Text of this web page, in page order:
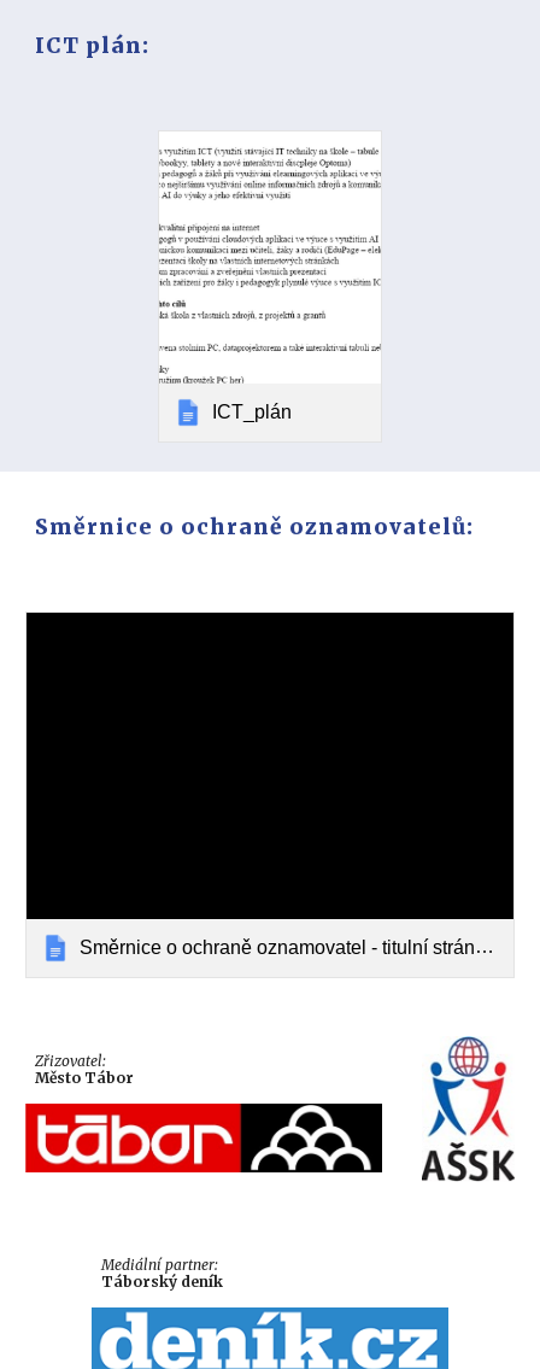
ICT plán:
ICT_plán
Směrnice o ochraně oznamovatelů:
Směrnice o ochraně oznamovatel - titulní stránka.docx
Zřizovatel:
Město Tábor
Mediální partner:
Táborský deník